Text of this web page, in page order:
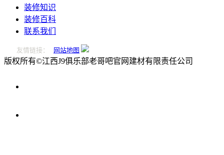
装修知识
装修百科
联系我们
友情链接： 网站地图
版权所有©江西J9俱乐部老哥吧官网建材有限责任公司